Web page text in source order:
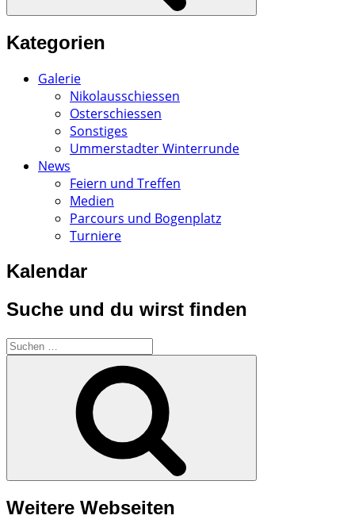
Kategorien
Galerie
Nikolausschiessen
Osterschiessen
Sonstiges
Ummerstadter Winterrunde
News
Feiern und Treffen
Medien
Parcours und Bogenplatz
Turniere
Kalendar
Suche und du wirst finden
Suchen
nach:
Weitere Webseiten